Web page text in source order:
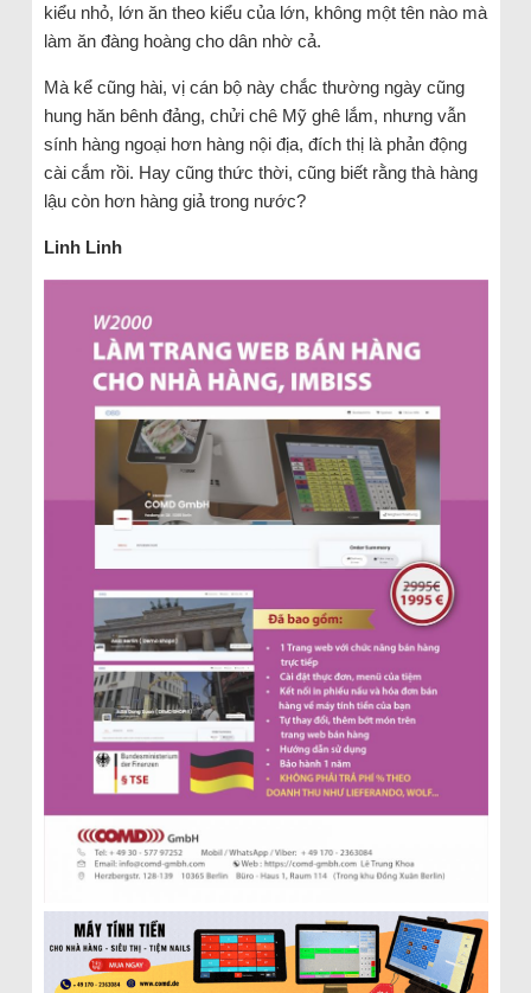
kiểu nhỏ, lớn ăn theo kiểu của lớn, không một tên nào mà
làm ăn đàng hoàng cho dân nhờ cả.
Mà kể cũng hài, vị cán bộ này chắc thường ngày cũng
hung hăn bênh đảng, chửi chê Mỹ ghê lắm, nhưng vẫn
sính hàng ngoại hơn hàng nội địa, đích thị là phản động
cài cắm rồi. Hay cũng thức thời, cũng biết rằng thà hàng
lậu còn hơn hàng giả trong nước?
Linh Linh